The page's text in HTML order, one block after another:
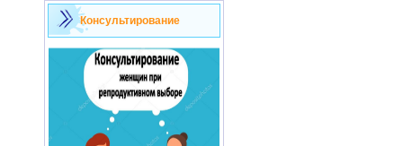
Консультирование